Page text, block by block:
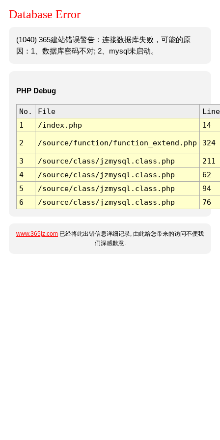
Database Error
(1040) 365建站错误警告：连接数据库失败，可能的原
因：1、数据库密码不对; 2、mysql未启动。
PHP Debug
No. File
Line
1
/index.php 14
2 /source/function/function_extend.php 324
3 /source/class/jzmysql.class.php
211
4
/source/class/jzmysql.class.php
62
5
/source/class/jzmysql.class.php
94
6
/source/class/jzmysql.class.php 76
www.365jz.com 已经将此出错信息详细记录, 由此给您带来的访问不便我
们深感歉意.